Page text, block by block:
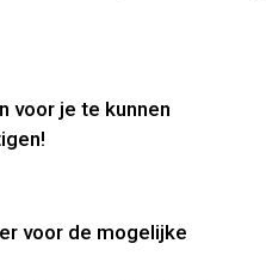
voor je te kunnen
voor de mogelijke